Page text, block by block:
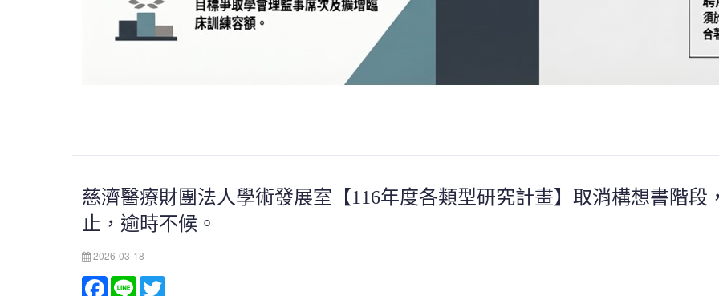
慈濟醫療財團法人學術發展室【116年度各類型研究計畫】取消構想書階段
止，逾時不候。
2026-03-18
Facebook
Line